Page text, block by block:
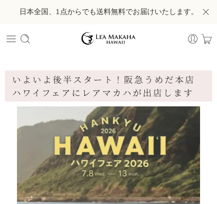
日本全国、1点からでも送料無料でお届けいたします。
いよいよ後半スタート！阪急うめだ本店
ハワイフェアにレアマカハが出店します